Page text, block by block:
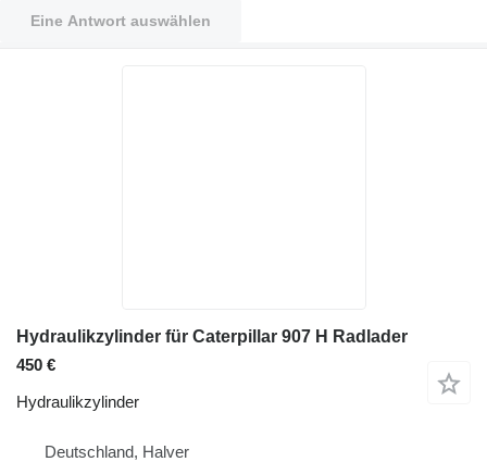
Eine Antwort auswählen
Hydraulikzylinder für Caterpillar 907 H Radlader
450 €
Hydraulikzylinder
Deutschland, Halver